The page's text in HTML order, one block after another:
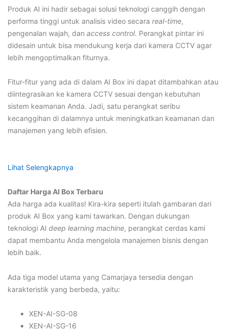
Produk AI ini hadir sebagai solusi teknologi canggih dengan
performa tinggi untuk analisis video secara real-time,
pengenalan wajah, dan access control. Perangkat pintar ini
didesain untuk bisa mendukung kerja dari kamera CCTV agar
lebih mengoptimalkan fiturnya.
Fitur-fitur yang ada di dalam AI Box ini dapat ditambahkan atau
diintegrasikan ke kamera CCTV sesuai dengan kebutuhan
sistem keamanan Anda. Jadi, satu perangkat seribu
kecanggihan di dalamnya untuk meningkatkan keamanan dan
manajemen yang lebih efisien.
Lihat Selengkapnya
Daftar Harga AI Box Terbaru
Ada harga ada kualitas! Kira-kira seperti itulah gambaran dari
produk AI Box yang kami tawarkan. Dengan dukungan
teknologi AI deep learning machine, perangkat cerdas kami
dapat membantu Anda mengelola manajemen bisnis dengan
lebih baik.
Ada tiga model utama yang Camarjaya tersedia dengan
karakteristik yang berbeda, yaitu:
XEN-AI-SG-08
XEN-AI-SG-16